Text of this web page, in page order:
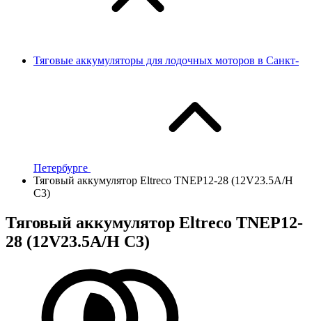
Тяговые аккумуляторы для лодочных моторов в Санкт-
Петербурге
Тяговый аккумулятор Eltreco TNEP12-28 (12V23.5A/H
C3)
Тяговый аккумулятор Eltreco TNEP12-
28 (12V23.5A/H C3)